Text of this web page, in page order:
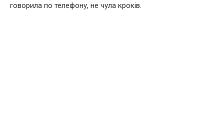
говорила по телефону, не чула кроків.